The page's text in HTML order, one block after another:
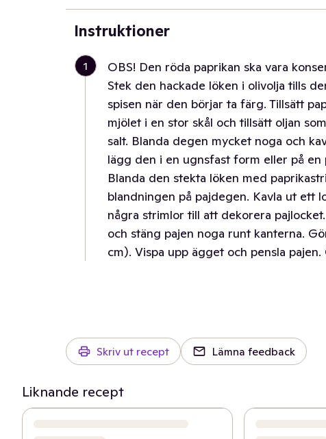
Instruktioner
1
OBS! Den röda paprikan ska vara
Stek den hackade löken i olivolja tills
spisen när den börjar ta färg. Tillsätt
mjölet i en stor skål och tillsätt oljan
salt. Blanda degen mycket noga och
lägg den i en ugnsfast form eller på en
Blanda den stekta löken med
blandningen på pajdegen. Kavla ut ett
några strimlor till att dekorera
och stäng pajen noga runt kanterna.
cm). Vispa upp ägget och pensla
Skriv ut recept Lämna feedback
Liknande recept